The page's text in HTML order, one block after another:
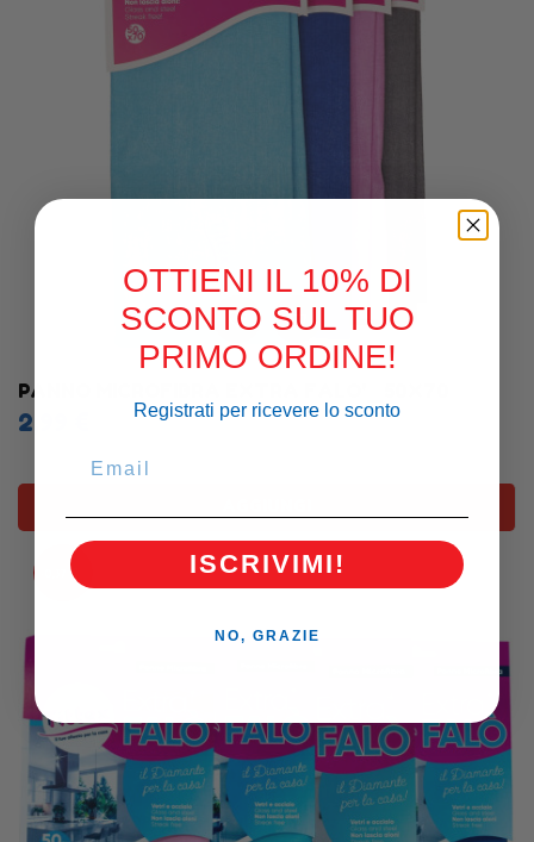
PANNO MICROFIBRA EXTRA FALO'_50X70
2,99 €
-0,37 €
OTTIENI IL 10% DI
SCONTO SUL TUO
PRIMO ORDINE!
Registrati per ricevere lo sconto
ISCRIVIMI!
NO, GRAZIE